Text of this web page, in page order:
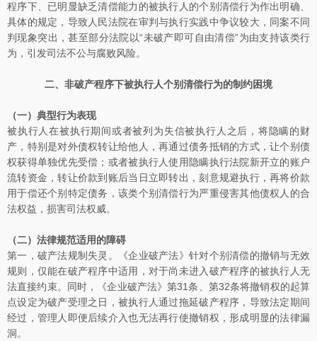
程序下、已明显缺乏清偿能力的被执行人的个别清偿行为作出明确、
具体的规定，导致人民法院在审判与执行实践中争议较大，同案不同
判现象突出，甚至部分法院以“未破产即可自由清偿”为由支持该类行
为，引发司法不公与腐败风险。
二、非破产程序下被执行人个别清偿行为的制约困境
（一）典型行为表现
被执行人在被执行期间或者被列为失信被执行人之后，将隐瞒的财
产，特别是对外债权转让给他人，再通过债务抵销的方式，让个别债
权获得单独优先受偿；或者被执行人使用隐瞒执行法院新开立的账户
流转资金，转让价款到账后当日立即转出，刻意规避执行，再将价款
用于偿还个别特定债务，该类个别清偿行为严重侵害其他债权人的合
法权益，损害司法权威。
（二）法律规范适用的障碍
第一，破产法规制失灵。《企业破产法》针对个别清偿的撤销与无效
规则，仅能在破产程序中适用，对于尚未进入破产程序的被执行人无
法直接约束。同时，《企业破产法》第31条、第32条将撤销权的起算
点设定为破产受理之日，被执行人通过拖延破产程序，导致法定期间
经过，管理人即便后续介入也无法再行使撤销权，形成明显的法律漏
洞。